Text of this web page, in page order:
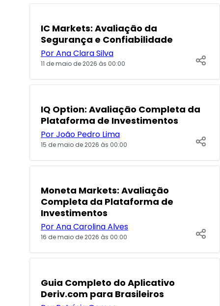
IC Markets: Avaliação da
Segurança e Confiabilidade
Por Ana Clara Silva
11 de maio de 2026 às 00:00
POPULARES
IQ Option: Avaliação Completa da
Plataforma de Investimentos
Por João Pedro Lima
15 de maio de 2026 às 00:00
POPULARES
Moneta Markets: Avaliação
Completa da Plataforma de
Investimentos
Por Ana Carolina Alves
16 de maio de 2026 às 00:00
POPULARES
Guia Completo do Aplicativo
Deriv.com para Brasileiros